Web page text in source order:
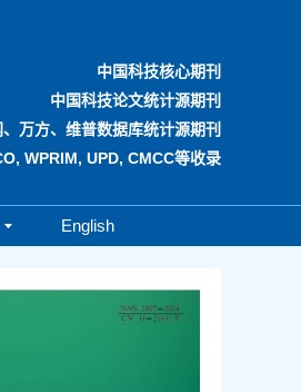
中国科技核心期刊
中国科技论文统计源期刊
万方、维普数据库统计源期刊
WPRIM, UPD, CMCC等收录
English